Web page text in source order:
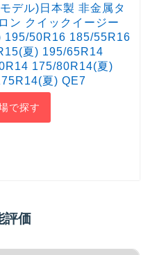
デル)日本製 非金属タ
ン クイックイージー
195/50R16 185/55R16
夏) 195/65R14
175/80R14(夏)
夏) QE7
で探す
評価